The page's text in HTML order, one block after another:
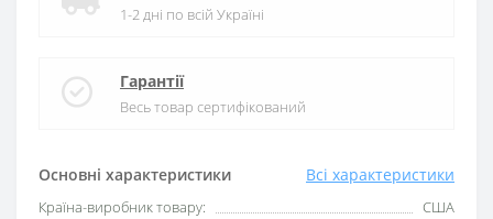
Основні характеристики Всі характеристики
Країна-виробник товару:
США
1-2 дні по всій Україні
Гарантії
Весь товар сертифікований